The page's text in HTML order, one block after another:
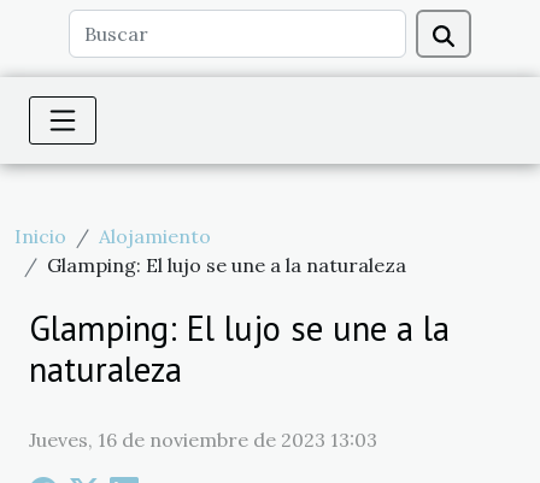
Inicio
Alojamiento
Glamping: El lujo se une a la naturaleza
Glamping: El lujo se une a la
naturaleza
Jueves, 16 de noviembre de 2023 13:03